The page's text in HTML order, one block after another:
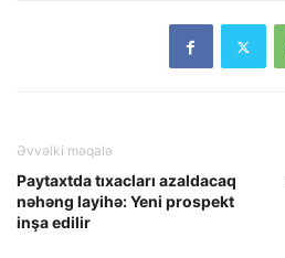
Əvvəlki məqalə
Paytaxtda tıxacları azaldacaq
nəhəng layihə: Yeni prospekt
inşa edilir